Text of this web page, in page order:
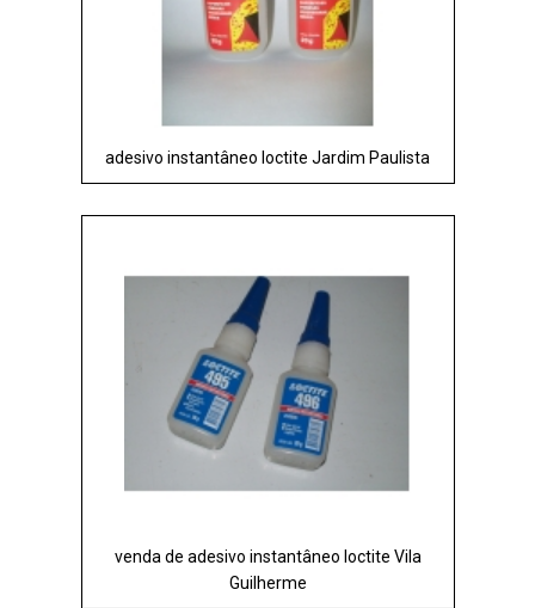
adesivo instantâneo loctite Jardim Paulista
venda de adesivo instantâneo loctite Vila
Guilherme